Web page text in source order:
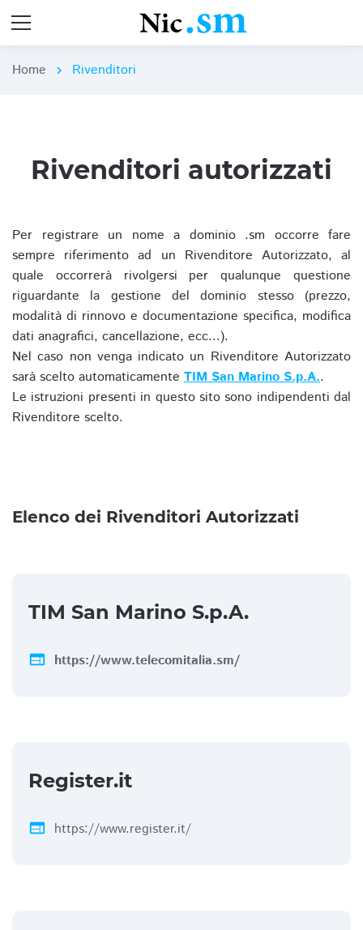
Home chevron_right Rivenditori
Rivenditori autorizzati
Per registrare un nome a dominio .sm occorre fare
sempre riferimento ad un Rivenditore Autorizzato, al
quale occorrerà rivolgersi per qualunque questione
riguardante la gestione del dominio stesso (prezzo,
modalità di rinnovo e documentazione specifica, modifica
dati anagrafici, cancellazione, ecc...).
Nel caso non venga indicato un Rivenditore Autorizzato
sarà scelto automaticamente TIM San Marino S.p.A..
Le istruzioni presenti in questo sito sono indipendenti dal
Rivenditore scelto.
Elenco dei Rivenditori Autorizzati
TIM San Marino S.p.A.
web https://www.telecomitalia.sm/
Register.it
web https://www.register.it/